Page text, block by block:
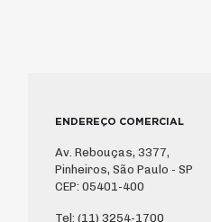
ENDEREÇO COMERCIAL
Av. Rebouças, 3377,
Pinheiros, São Paulo - SP
CEP: 05401-400
Tel: (11) 3254-1700